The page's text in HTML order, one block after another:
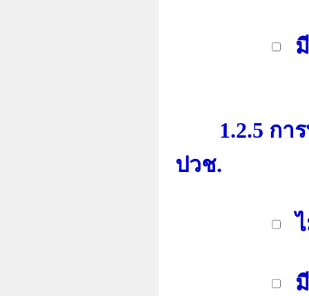
1.2.5 การพั
ปวช.